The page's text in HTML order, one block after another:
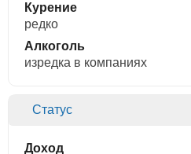
Курение
редко
Алкоголь
изредка в компаниях
Статус
Доход